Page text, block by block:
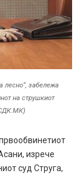
лесно“, забележа
на струшкиот
СДК.МК)
изрече
суд Струга,